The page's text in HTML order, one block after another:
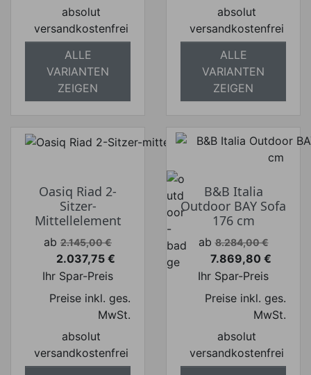
absolut
versandkostenfrei
ALLE
VARIANTEN
ZEIGEN
absolut
versandkostenfrei
ALLE
VARIANTEN
ZEIGEN
Oasiq Riad 2-
Sitzer-
Mittellelement
Verkaufspreis
ab 2.145,00 €
Preis
2.037,75 €
Ihr Spar-Preis
Preise inkl. ges.
MwSt.
absolut
versandkostenfrei
B&B Italia
Outdoor BAY Sofa
176 cm
Verkaufspreis
ab 8.284,00 €
Preis
7.869,80 €
Ihr Spar-Preis
Preise inkl. ges.
MwSt.
absolut
versandkostenfrei